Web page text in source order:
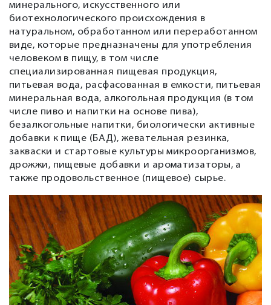
минерального, искусственного или
биотехнологического происхождения в
натуральном, обработанном или переработанном
виде, которые предназначены для употребления
человеком в пищу, в том числе
специализированная пищевая продукция,
питьевая вода, расфасованная в емкости, питьевая
минеральная вода, алкогольная продукция (в том
числе пиво и напитки на основе пива),
безалкогольные напитки, биологически активные
добавки к пище (БАД), жевательная резинка,
закваски и стартовые культуры микроорганизмов,
дрожжи, пищевые добавки и ароматизаторы, а
также продовольственное (пищевое) сырье.